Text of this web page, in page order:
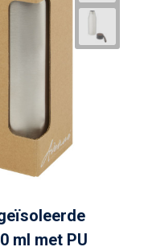
ml met PU